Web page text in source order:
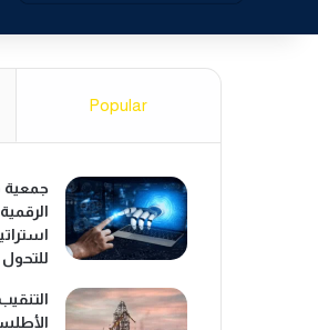
Popular
جمعية